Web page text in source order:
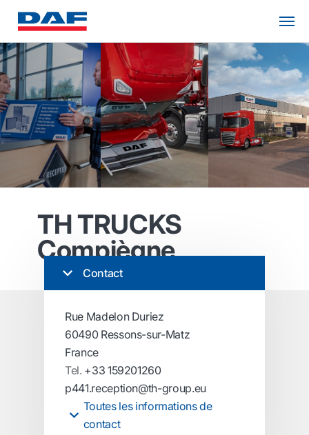
TH TRUCKS
Compiègne
Contact
Rue Madelon Duriez
60490 Ressons-sur-Matz
France
Tel. +33 159201260
p441.reception@th-group.eu
Toutes les informations de
contact